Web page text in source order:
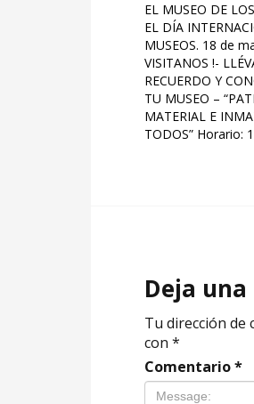
EL MUSEO DE
EL DÍA
MUSEOS. 18 de
VISITANOS !-
RECUERDO Y
TU MUSEO –
MATERIAL E
TODOS” Horario:
Deja
Tu dirección de
con *
Comentario*